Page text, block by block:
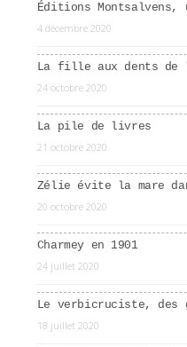
Éditions Montsalvens,
4 décembre 2020
La fille aux dents de
24 octobre 2020
La pile de livres
21 octobre 2020
Zélie évite la mare
20 octobre 2020
Charmey en 1901
24 juillet 2020
Le verbicruciste,
18 juillet 2020